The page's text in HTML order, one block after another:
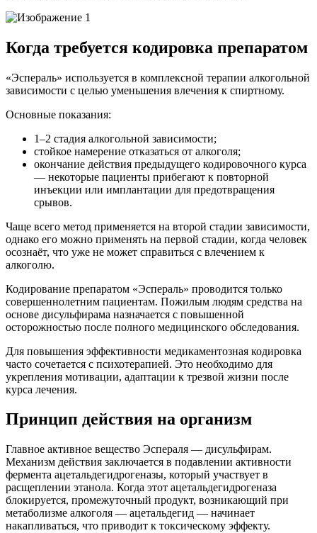
Когда требуется кодировка препаратом
«Эспераль» используется в комплексной терапии алкогольной
зависимости с целью уменьшения влечения к спиртному.
Основные показания:
1–2 стадия алкогольной зависимости;
стойкое намерение отказаться от алкоголя;
окончание действия предыдущего кодировочного курса
— некоторые пациенты прибегают к повторной
инъекции или имплантации для предотвращения
срывов.
Чаще всего метод применяется на второй стадии зависимости,
однако его можно применять на первой стадии, когда человек
осознаёт, что уже не может справиться с влечением к
алкоголю.
Кодирование препаратом «Эспераль» проводится только
совершеннолетним пациентам. Пожилым людям средства на
основе дисульфирама назначается с повышенной
осторожностью после полного медицинского обследования.
Для повышения эффективности медикаментозная кодировка
часто сочетается с психотерапией. Это необходимо для
укрепления мотивации, адаптации к трезвой жизни после
курса лечения.
Принцип действия на организм
Главное активное вещество Эспераля — дисульфирам.
Механизм действия заключается в подавлении активности
фермента ацетальдегидрогеназы, который участвует в
расщеплении этанола. Когда этот ацетальдегидрогеназа
блокируется, промежуточный продукт, возникающий при
метаболизме алкоголя — ацетальдегид — начинает
накапливаться, что приводит к токсическому эффекту.